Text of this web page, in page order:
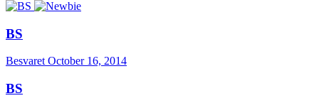
BS
BesvaretOctober 16, 2014
BS